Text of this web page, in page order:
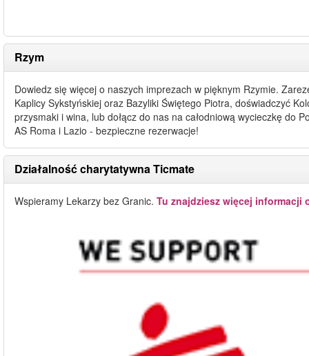
Rzym
Dowiedz się więcej o naszych imprezach w pięknym Rzymie.
Kaplicy Sykstyńskiej oraz Bazyliki Świętego Piotra, doświadczyć
przysmaki i wina, lub dołącz do nas na całodniową wycieczkę do
AS Roma i Lazio - bezpieczne rezerwacje!
Działalność charytatywna Ticmate
Wspieramy Lekarzy bez Granic. Tu znajdziesz więcej informacji